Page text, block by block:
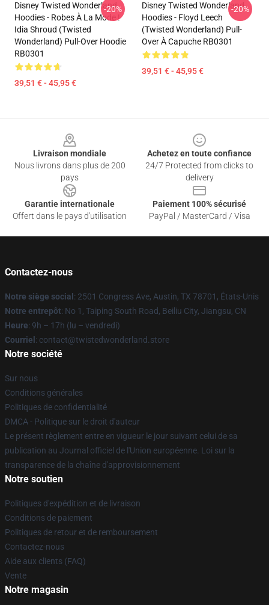
Disney Twisted Wonderland
Hoodies - Robes À La Mode !
Idia Shroud (Twisted
Wonderland) Pull-Over Hoodie
RB0301
39,51 € - 45,95 €
-20%
Disney Twisted Wonderland
Hoodies - Floyd Leech
(Twisted Wonderland) Pull-
Over À Capuche RB0301
39,51 € - 45,95 €
-20%
Livraison mondiale
Nous livrons dans plus de 200
pays
Achetez en toute confiance
24/7 Protected from clicks to
delivery
Garantie internationale
Offert dans le pays d'utilisation
Paiement 100% sécurisé
PayPal / MasterCard / Visa
Contactez-nous
Notre siège social : 2501 Congress Ave, Austin, TX 78701, États-Unis
Notre entrepôt: No 1, Taiping South Road, Beiliu City, Jiangsu, CN
Heure: 9h – 17h (lu – vendredi)
Courriel : contact@twistedwonderland.store
Notre société
Sur nous
Conditions générales
Politiques de confidentialité
DMCA - Politique sur le droit d'auteur
Le présent règlement entre en vigueur le jour suivant celui de sa
publication au Journal officiel de l'Union européenne. Loi sur la
transparence de la chaîne d'approvisionnement
Notre soutien
Politiques d'expédition et de livraison
Conditions de paiement
Politiques de retour et de remboursement
Contactez-nous
Aide aux clients (FAQ)
Vente
Notre magasin